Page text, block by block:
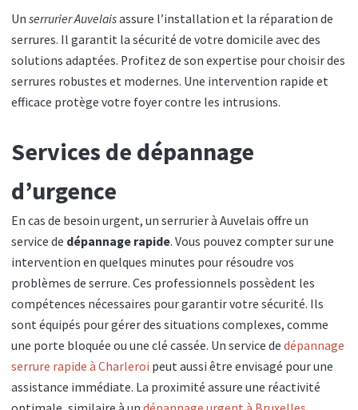
Un serrurier Auvelaisassure l’installation et la réparation de
serrures. Il garantit la sécurité de votre domicile avec des
solutions adaptées. Profitez de son expertise pour choisir des
serrures robustes et modernes. Une intervention rapide et
efficace protège votre foyer contre les intrusions.
Services de dépannage
d’urgence
En cas de besoin urgent, un serrurier à Auvelais offre un
service de dépannage rapide. Vous pouvez compter sur une
intervention en quelques minutes pour résoudre vos
problèmes de serrure. Ces professionnels possèdent les
compétences nécessaires pour garantir votre sécurité. Ils
sont équipés pour gérer des situations complexes, comme
une porte bloquée ou une clé cassée. Un service de dépannage
serrure rapide à Charleroi peut aussi être envisagé pour une
assistance immédiate. La proximité assure une réactivité